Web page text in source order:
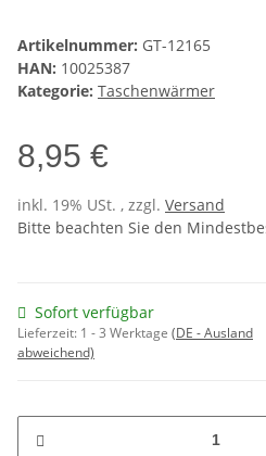
Artikelnummer: GT-12165
HAN: 10025387
Kategorie: Taschenwärmer
8,95 €
inkl. 19% USt. , zzgl. Versand
Bitte beachten Sie den
Sofort verfügbar
Lieferzeit: 1 - 3 Werktage (DE - Ausland
abweichend)